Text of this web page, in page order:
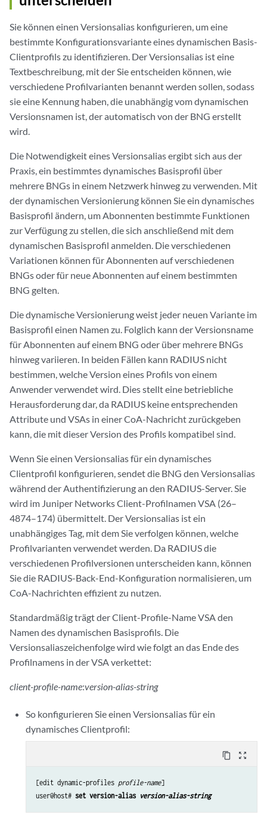
Sie können einen Versionsalias konfigurieren, um eine
bestimmte Konfigurationsvariante eines dynamischen Basis-
Clientprofils zu identifizieren. Der Versionsalias ist eine
Textbeschreibung, mit der Sie entscheiden können, wie
verschiedene Profilvarianten benannt werden sollen, sodass
sie eine Kennung haben, die unabhängig vom dynamischen
Versionsnamen ist, der automatisch von der BNG erstellt
wird.
Die Notwendigkeit eines Versionsalias ergibt sich aus der
Praxis, ein bestimmtes dynamisches Basisprofil über
mehrere BNGs in einem Netzwerk hinweg zu verwenden. Mit
der dynamischen Versionierung können Sie ein dynamisches
Basisprofil ändern, um Abonnenten bestimmte Funktionen
zur Verfügung zu stellen, die sich anschließend mit dem
dynamischen Basisprofil anmelden. Die verschiedenen
Variationen können für Abonnenten auf verschiedenen
BNGs oder für neue Abonnenten auf einem bestimmten
BNG gelten.
Die dynamische Versionierung weist jeder neuen Variante im
Basisprofil einen Namen zu. Folglich kann der Versionsname
für Abonnenten auf einem BNG oder über mehrere BNGs
hinweg variieren. In beiden Fällen kann RADIUS nicht
bestimmen, welche Version eines Profils von einem
Anwender verwendet wird. Dies stellt eine betriebliche
Herausforderung dar, da RADIUS keine entsprechenden
Attribute und VSAs in einer CoA-Nachricht zurückgeben
kann, die mit dieser Version des Profils kompatibel sind.
Wenn Sie einen Versionsalias für ein dynamisches
Clientprofil konfigurieren, sendet die BNG den Versionsalias
während der Authentifizierung an den RADIUS-Server. Sie
wird im Juniper Networks Client-Profilnamen VSA (26–
4874–174) übermittelt. Der Versionsalias ist ein
unabhängiges Tag, mit dem Sie verfolgen können, welche
Profilvarianten verwendet werden. Da RADIUS die
verschiedenen Profilversionen unterscheiden kann, können
Sie die RADIUS-Back-End-Konfiguration normalisieren, um
CoA-Nachrichten effizient zu nutzen.
Standardmäßig trägt der Client-Profile-Name VSA den
Namen des dynamischen Basisprofils. Die
Versionsaliaszeichenfolge wird wie folgt an das Ende des
Profilnamens in der VSA verkettet:
client-profile-name:version-alias-string
So konfigurieren Sie einen Versionsalias für ein
dynamisches Clientprofil:
content_copy zoom_out_map
[edit dynamic-profiles profile-name]
user@host# set version-alias version-alias-string